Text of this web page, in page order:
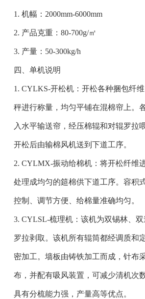
1. 机幅：2000mm-6000mm
2. 产品克重：80-700g/㎡
3. 产量：50-300kg/h
四、单机说明
1. CYLKS-开松机：开松各种捆包纤
秤进行称量，均匀平铺在混棉帘上。
入水平输送帘，经压棉辊和对辊罗拉
开松后由输棉风机送到下道工序。
2. CYLMX-振动给棉机：将开松纤维
处理成均匀的筵棉供下道工序。容积
控制、调节方便、给棉量准确均匀。
3. CYLSL-梳理机：该机为双锡林、双
罗拉剥取。该机所有辊筒都经调质和
密加工。墙板由铸铁加工而成，针布
布，并配有吸风装置，可减少清机次
具有分梳能力强，产量高等优点。